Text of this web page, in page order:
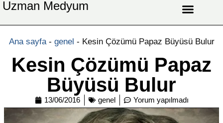
Uzman Medyum
Ana sayfa- genel - Kesin Çözümü Papaz Büyüsü Bulur
Kesin Çözümü Papaz
Büyüsü Bulur
13/06/2016 genel Yorum yapılmadı